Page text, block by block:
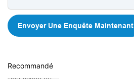
Envoyer Une Enquête Maintenant
Recommandé